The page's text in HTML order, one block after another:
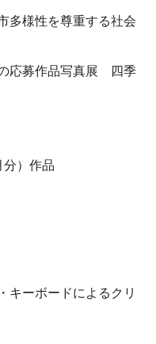
様性を尊重する社会
応募作品写真展 四季
分）作品
ーボードによるクリ